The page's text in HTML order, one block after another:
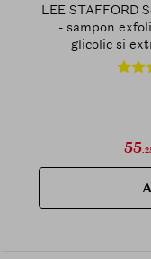
LEE STAFFORD
- sampon
glicolic si
contribuie la
scalpului
parului fin
55